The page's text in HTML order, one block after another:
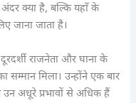
क्या है, बल्कि यहाँ के
जाना जाता है।
राजनेता और घाना के
सम्मान मिला। उन्होंने एक बार
अधूरे प्रभावों से अधिक हैं